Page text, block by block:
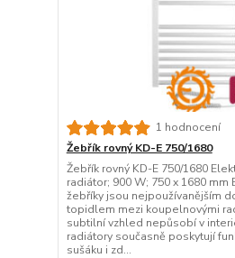
1 hodnocení
Žebřík rovný KD-E 750/1680
Žebřík rovný KD-E 750/1680
radiátor; 900 W; 750 x 1680 mm
žebříky jsou nejpoužívanějším
topidlem mezi koupelnovými
subtilní vzhled nepůsobí v
radiátory současně poskytují
sušáku i zd...